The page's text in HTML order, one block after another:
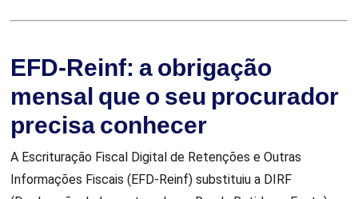
EFD-Reinf: a obrigação
mensal que o seu procurador
precisa conhecer
A Escrituração Fiscal Digital de Retenções e Outras
Informações Fiscais (EFD-Reinf) substituiu a DIRF